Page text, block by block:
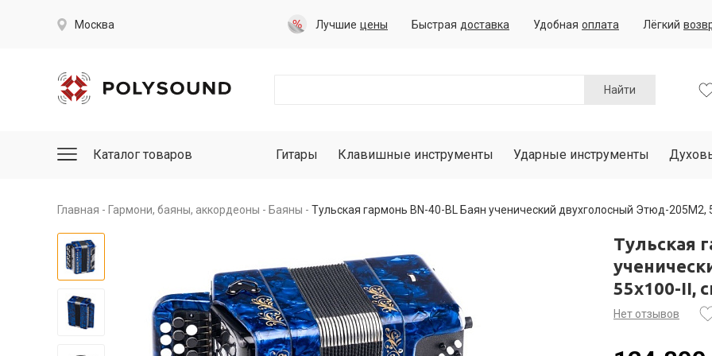
Москва Лучшие цены Быстрая доставка Удобная оплата Лёгкий
Найти
Каталог товаров Гитары Клавишные инструменты Ударные инструменты
Главная Гармони, баяны, аккордеоны Баяны Тульская гармонь BN-40-BL Баян ученический двухголосный Этюд-205М2,
Тульская
55х100-II,
Нет отзывов